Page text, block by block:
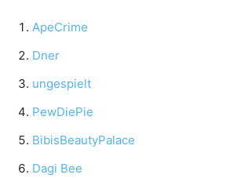
ApeCrime
Dner
ungespielt
PewDiePie
BibisBeautyPalace
Dagi Bee